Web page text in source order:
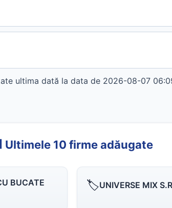
ultima dată la data de 2026-08-07
Ultimele 10 firme adăugate
BUCATE
🏷️UNIVERSE MIX